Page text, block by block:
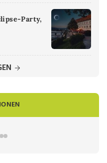
Party,